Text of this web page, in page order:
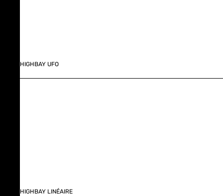
HIGHBAY UFO
HIGHBAY LINÉAIRE